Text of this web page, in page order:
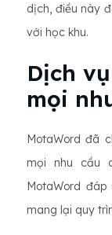
dịch, điều này
với học khu.
Dịch
mọi
MotaWord đã
mọi nhu cầu
MotaWord
mang lại quy